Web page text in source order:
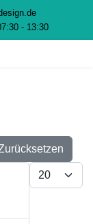
- 13:30
Anzeige #